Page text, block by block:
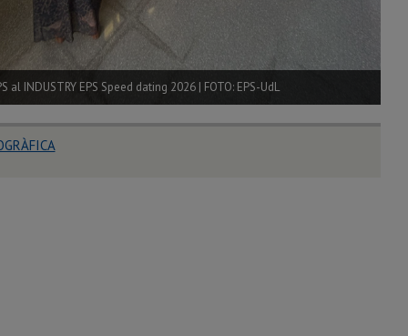
al INDUSTRY EPS Speed dating 2026 | FOTO: EPS-UdL